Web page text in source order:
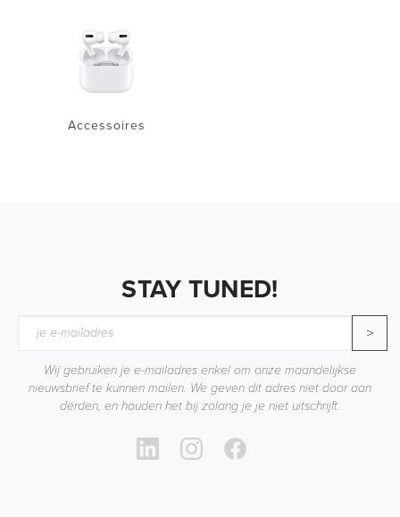
Accessoires
STAY TUNED!
>
Wij gebruiken je e-mailadres enkel om onze maandelijkse
nieuwsbrief te kunnen mailen. We geven dit adres niet door aan
derden, en houden het bij zolang je je niet uitschrijft.